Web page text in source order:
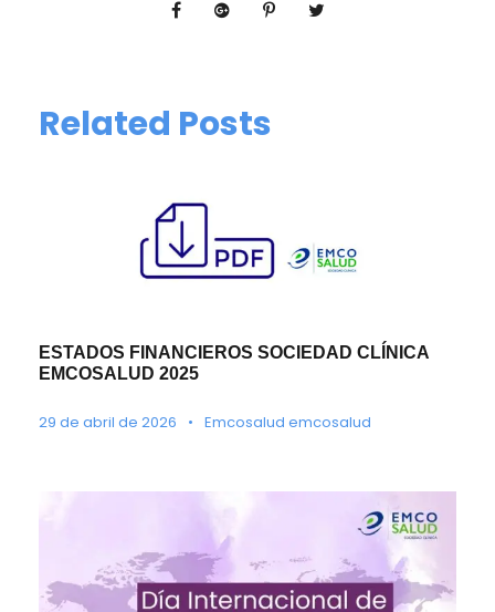
Related Posts
ESTADOS FINANCIEROS SOCIEDAD CLÍNICA
EMCOSALUD 2025
29 de abril de 2026 • Emcosalud emcosalud